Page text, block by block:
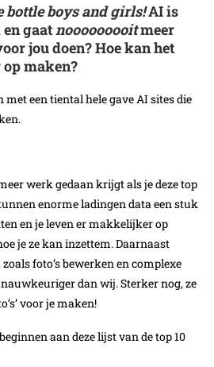
bottle boys and girls!AI is
gaatnooooooooitmeer
jou doen? Hoe kan het
maken?
een tiental hele gave AI sites die
werk gedaan krijgt als je deze top
enorme ladingen data een stuk
en je leven er makkelijker op
je ze kan inzettem. Daarnaast
foto’s bewerken en complexe
dan wij. Sterker nog, ze
voor je maken!
aan deze lijst van de top 10